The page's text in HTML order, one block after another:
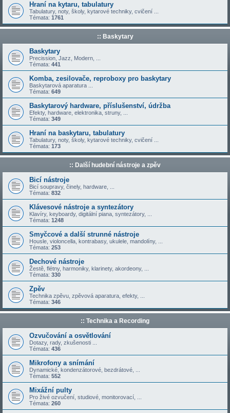
Hraní na kytaru, tabulatury
Tabulatury, noty, školy, kytarové techniky, cvičení ...
Témata: 1761
:: Baskytary
Baskytary
Precission, Jazz, Modern, ...
Témata: 441
Komba, zesilovače, reproboxy pro baskytary
Baskytarová aparatura ...
Témata: 649
Baskytarový hardware, příslušenství, údržba
Efekty, hardware, elektronika, struny, ...
Témata: 349
Hraní na baskytaru, tabulatury
Tabulatury, noty, školy, kytarové techniky, cvičení ...
Témata: 173
:: Další hudební nástroje a zpěv
Bicí nástroje
Bicí soupravy, činely, hardware, ...
Témata: 832
Klávesové nástroje a syntezátory
Klavíry, keyboardy, digitální piana, syntezátory, ...
Témata: 1248
Smyčcové a další strunné nástroje
Housle, violoncella, kontrabasy, ukulele, mandolíny, ...
Témata: 253
Dechové nástroje
Žestě, flétny, harmoniky, klarinety, akordeony, ...
Témata: 330
Zpěv
Technika zpěvu, zpěvová aparatura, efekty, ...
Témata: 346
:: Technika a Recording
Ozvučování a osvětlování
Dotazy, rady, zkušenosti ...
Témata: 436
Mikrofony a snímání
Dynamické, kondenzátorové, bezdrátové, ...
Témata: 552
Mixážní pulty
Pro živé ozvučení, studiové, monitorovací, ...
Témata: 260